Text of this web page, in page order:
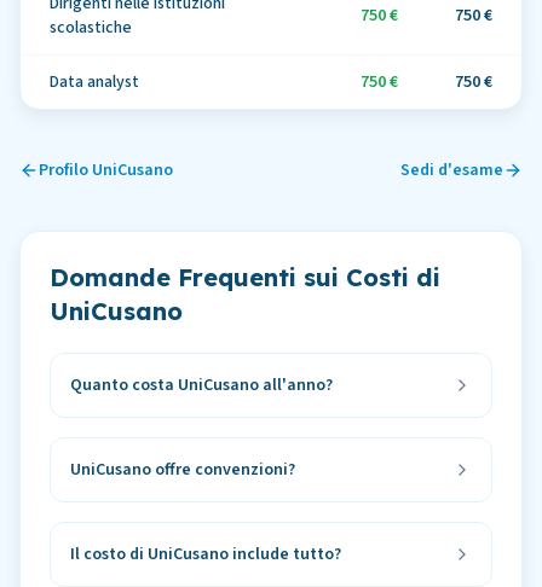
scolastiche
750 € 750 €
Data analyst 750 € 750 €
Profilo UniCusano Sedi d'esame
Domande Frequenti sui Costi di
UniCusano
Quanto costa UniCusano all'anno?
UniCusano offre convenzioni?
Il costo di UniCusano include tutto?